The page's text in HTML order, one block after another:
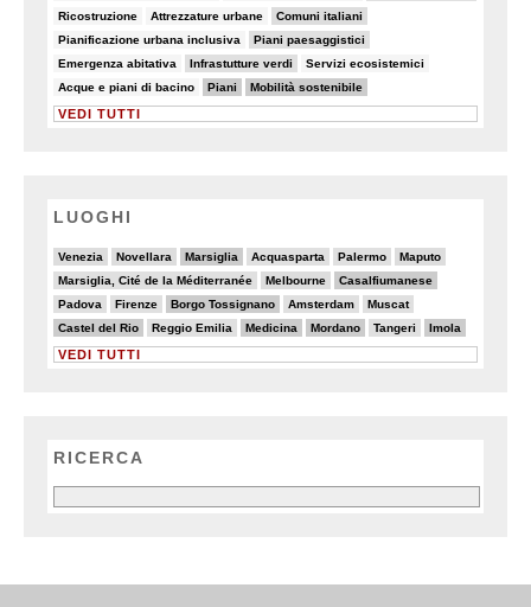
Ricostruzione
6/82 Attrezzature urbane
5/82 Comuni italiani
18/82
Pianificazione urbana inclusiva
5/82 Piani paesaggistici
10/82
Emergenza abitativa
7/82 Infrastutture verdi
10/82 Servizi ecosistemici
6/82
Acque e piani di bacino
5/82 Piani
28/82 Mobilità sostenibile
25/82
VEDI TUTTI
LUOGHI
Venezia
4/20 Novellara
4/20 Marsiglia
6/20 Acquasparta
3/20 Palermo
2/20 Maputo
4/20
Marsiglia, Cité de la Méditerranée
2/20 Melbourne
5/20 Casalfiumanese
6/20
Padova
2/20 Firenze
2/20 Borgo Tossignano
6/20 Amsterdam
3/20 Muscat
3/20
Castel del Rio
6/20 Reggio Emilia
2/20 Medicina
6/20 Mordano
6/20 Tangeri
2/20 Imola
6/20
VEDI TUTTI
RICERCA